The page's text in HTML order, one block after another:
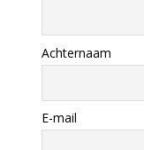
Achternaam
E-mail